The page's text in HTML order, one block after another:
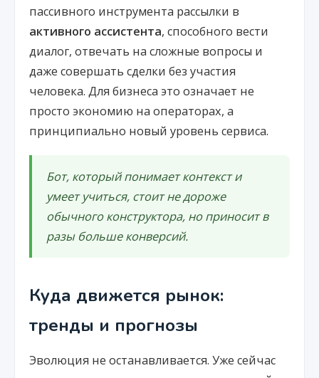
пассивного инструмента рассылки в
активного ассистента, способного вести
диалог, отвечать на сложные вопросы и
даже совершать сделки без участия
человека. Для бизнеса это означает не
просто экономию на операторах, а
принципиально новый уровень сервиса.
Бот, который понимает контекст и
умеет учиться, стоит не дороже
обычного конструктора, но приносит в
разы больше конверсий.
Куда движется рынок:
тренды и прогнозы
Эволюция не останавливается. Уже сейчас